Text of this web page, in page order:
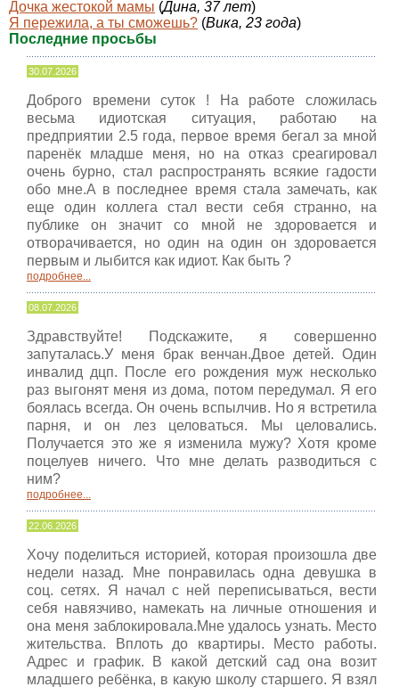
Дочка жестокой мамы (Дина, 37 лет)
Я пережила, а ты сможешь? (Вика, 23 года)
Последние просьбы
30.07.2026
Доброго времени суток ! На работе сложилась
весьма идиотская ситуация, работаю на
предприятии 2.5 года, первое время бегал за мной
паренёк младше меня, но на отказ среагировал
очень бурно, стал распространять всякие гадости
обо мне.А в последнее время стала замечать, как
еще один коллега стал вести себя странно, на
публике он значит со мной не здоровается и
отворачивается, но один на один он здоровается
первым и лыбится как идиот. Как быть ?
подробнее...
08.07.2026
Здравствуйте! Подскажите, я совершенно
запуталась.У меня брак венчан.Двое детей. Один
инвалид дцп. После его рождения муж несколько
раз выгонят меня из дома, потом передумал. Я его
боялась всегда. Он очень вспылчив. Но я встретила
парня, и он лез целоваться. Мы целовались.
Получается это же я изменила мужу? Хотя кроме
поцелуев ничего. Что мне делать разводиться с
ним?
подробнее...
22.06.2026
Хочу поделиться историей, которая произошла две
недели назад. Мне понравилась одна девушка в
соц. сетях. Я начал с ней переписываться, вести
себя навязчиво, намекать на личные отношения и
она меня заблокировала.Мне удалось узнать. Место
жительства. Вплоть до квартиры. Место работы.
Адрес и график. В какой детский сад она возит
младшего ребёнка, в какую школу старшего. Я взял